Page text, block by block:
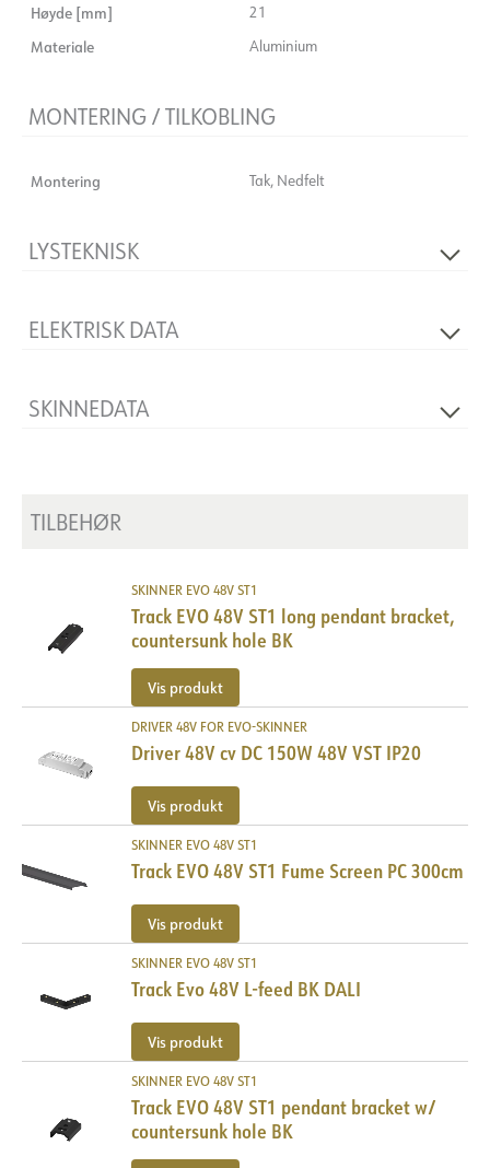
Høyde [mm] 21
Materiale Aluminium
MONTERING / TILKOBLING
Montering Tak, Nedfelt
LYSTEKNISK
ELEKTRISK DATA
Isolasjonsklasse
SKINNEDATA
TILBEHØR
SKINNER EVO 48V ST1
Track EVO 48V ST1 long pendant bracket,
countersunk hole BK
Vis produkt
DRIVER 48V FOR EVO-SKINNER
Driver 48V cv DC 150W 48V VST IP20
Vis produkt
SKINNER EVO 48V ST1
Track EVO 48V ST1 Fume Screen PC 300cm
Vis produkt
SKINNER EVO 48V ST1
Track Evo 48V L-feed BK DALI
Vis produkt
SKINNER EVO 48V ST1
Track EVO 48V ST1 pendant bracket w/
countersunk hole BK